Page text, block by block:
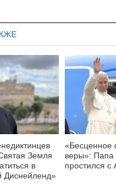
Земля
в
Диснейленд»
«Бесценное
веры»: Папа
простился с